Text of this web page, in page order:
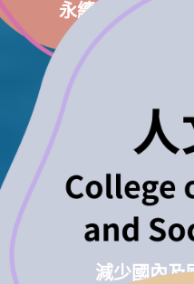
永續的消費與生
減少國內及